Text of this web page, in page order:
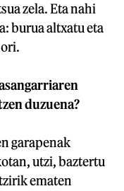
zela. Eta nahi
burua altxatu eta
duzuena?
garapenak
utzi, baztertu
ematen